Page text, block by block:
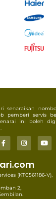
senaraikan
pemberi servis
ini boleh
(KT0561186-V),
2,